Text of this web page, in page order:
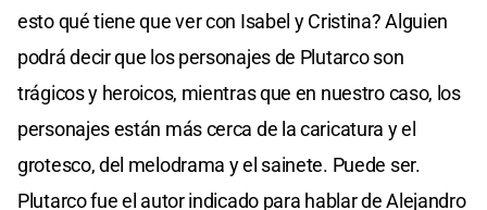
esto qué tiene que ver con Isabel y Cristina? Alguien
podrá decir que los personajes de Plutarco son
trágicos y heroicos, mientras que en nuestro caso, los
personajes están más cerca de la caricatura y el
grotesco, del melodrama y el sainete. Puede ser.
Plutarco fue el autor indicado para hablar de Alejandro